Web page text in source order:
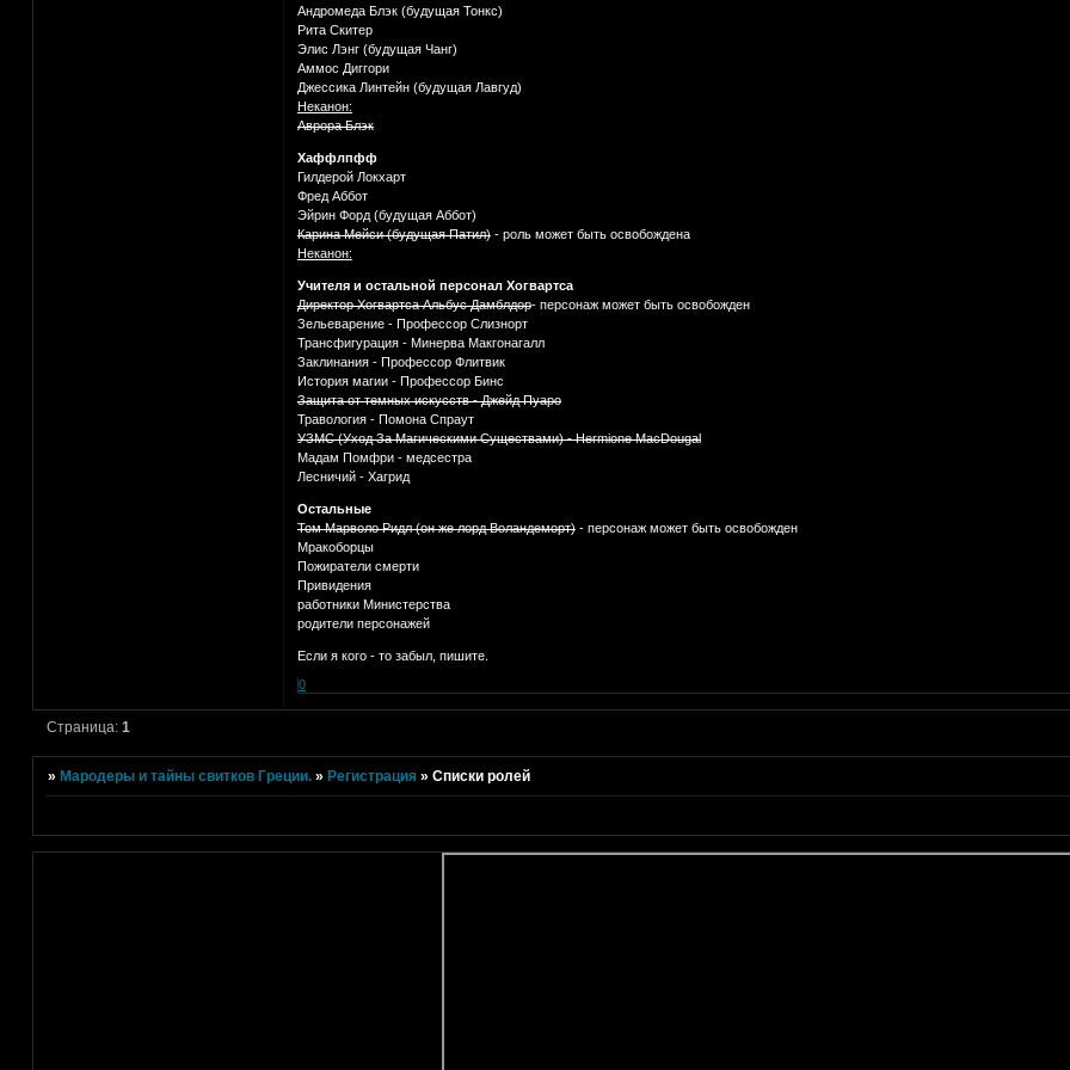
Андромеда Блэк (будущая Тонкс)
Рита Скитер
Элис Лэнг (будущая Чанг)
Аммос Диггори
Джессика Линтейн (будущая Лавгуд)
Неканон:
Аврора Блэк
Хаффлпфф
Гилдерой Локхарт
Фред Аббот
Эйрин Форд (будущая Аббот)
Карина Мейси (будущая Патил)- роль может быть освобождена
Неканон:
Учителя и остальной персонал Хогвартса
Директор Хогвартса Альбус Дамблдор- персонаж может быть освобожден
Зельеварение - Профессор Слизнорт
Трансфигурация - Минерва Макгонагалл
Заклинания - Профессор Флитвик
История магии - Профессор Бинс
Защита от темных искусств - Джейд Пуаро
Травология - Помона Спраут
УЗМС (Уход За Магическими Существами) - Hermione MacDougal
Мадам Помфри - медсестра
Лесничий - Хагрид
Остальные
Том Марволо Ридл (он же лорд Воландеморт)- персонаж может быть освобожден
Мракоборцы
Пожиратели смерти
Привидения
работники Министерства
родители персонажей
Если я кого - то забыл, пишите.
0
Страница: 1
» Мародеры и тайны свитков Греции. » Регистрация » Списки ролей